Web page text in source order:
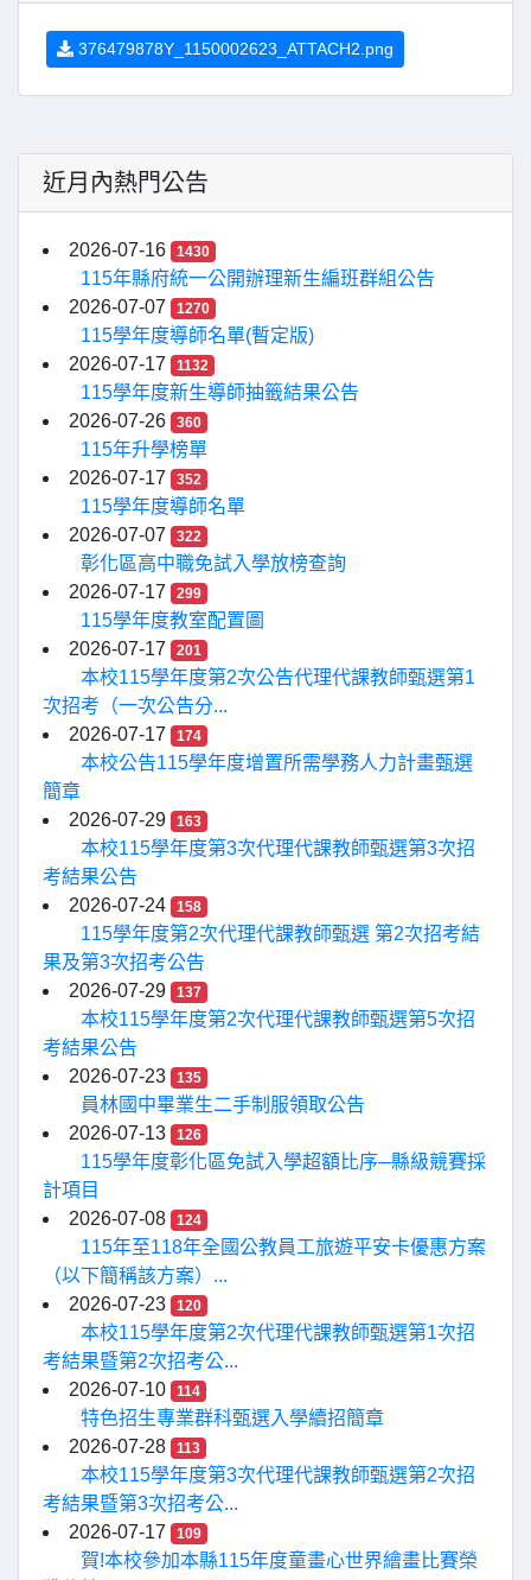
376479878Y_1150002623_ATTACH2.png
近月內熱門公告
2026-07-16 1430
115年縣府統一公開辦理新生編班群組公告
2026-07-07
1270
115學年度導師名單(暫定版)
2026-07-17
1132
115學年度新生導師抽籤結果公告
2026-07-26
360
115年升學榜單
2026-07-17
352
115學年度導師名單
2026-07-07
322
彰化區高中職免試入學放榜查詢
2026-07-17
299
115學年度教室配置圖
2026-07-17
201
本校115學年度第2次公告代理代課教師甄選第1
次招考（一次公告分...
2026-07-17
174
本校公告115學年度增置所需學務人力計畫甄選
簡章
2026-07-29
163
本校115學年度第3次代理代課教師甄選第3次招
考結果公告
2026-07-24
158
115學年度第2次代理代課教師甄選 第2次招考結
果及第3次招考公告
2026-07-29
137
本校115學年度第2次代理代課教師甄選第5次招
考結果公告
2026-07-23
135
員林國中畢業生二手制服領取公告
2026-07-13
126
115學年度彰化區免試入學超額比序─縣級競賽採
計項目
2026-07-08
124
115年至118年全國公教員工旅遊平安卡優惠方案
（以下簡稱該方案）...
2026-07-23
120
本校115學年度第2次代理代課教師甄選第1次招
考結果暨第2次招考公...
2026-07-10
114
特色招生專業群科甄選入學續招簡章
2026-07-28
113
本校115學年度第3次代理代課教師甄選第2次招
考結果暨第3次招考公...
2026-07-17
109
賀!本校參加本縣115年度童畫心世界繪畫比賽榮